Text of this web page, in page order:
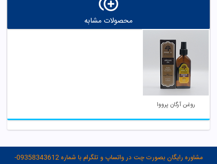
محصولات مشابه
روغن آرگان پرووا
مشاوره رایگان بصورت چت در واتساپ و تلگرام با شماره 09358343612-